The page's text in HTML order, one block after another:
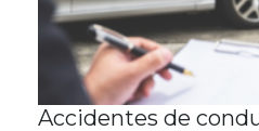
Accidentes de